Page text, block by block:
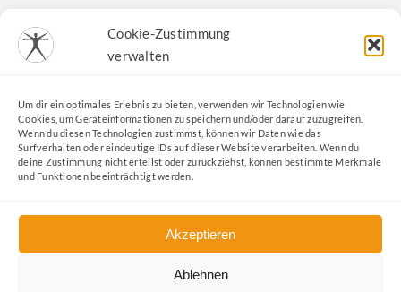
Cookie-Zustimmung
verwalten
Um dir ein optimales Erlebnis zu bieten, verwenden wir Technologien wie
Cookies, um Geräteinformationen zu speichern und/oder darauf zuzugreifen.
Wenn du diesen Technologien zustimmst, können wir Daten wie das
Surfverhalten oder eindeutige IDs auf dieser Website verarbeiten. Wenn du
deine Zustimmung nicht erteilst oder zurückziehst, können bestimmte Merkmale
und Funktionen beeinträchtigt werden.
Akzeptieren
Ablehnen
Impressum|